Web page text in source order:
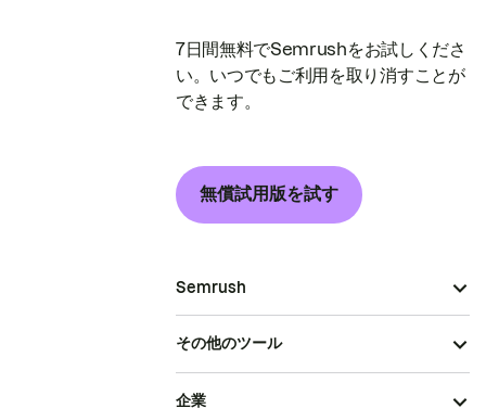
7日間無料でSemrushをお試しくださ
い。いつでもご利用を取り消すことが
できます。
無償試用版を試す
Semrush
その他のツール
企業